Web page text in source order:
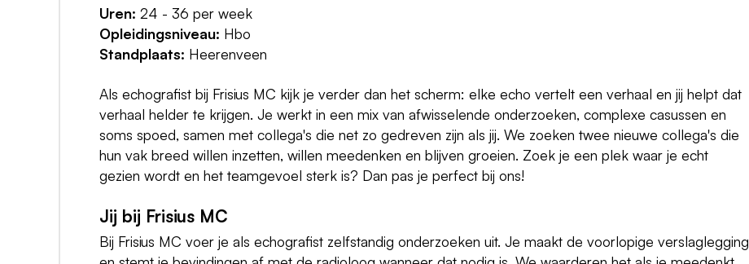
Uren: 24 - 36 per week
Opleidingsniveau: Hbo
Standplaats: Heerenveen
Als echografist bij Frisius MC kijk je verder dan het scherm: elke echo vertelt een verhaal en jij helpt dat
verhaal helder te krijgen. Je werkt in een mix van afwisselende onderzoeken, complexe casussen en
soms spoed, samen met collega's die net zo gedreven zijn als jij. We zoeken twee nieuwe collega's die
hun vak breed willen inzetten, willen meedenken en blijven groeien. Zoek je een plek waar je echt
gezien wordt en het teamgevoel sterk is? Dan pas je perfect bij ons!
Jij bij Frisius MC
Bij Frisius MC voer je als echografist zelfstandig onderzoeken uit. Je maakt de voorlopige verslaglegging